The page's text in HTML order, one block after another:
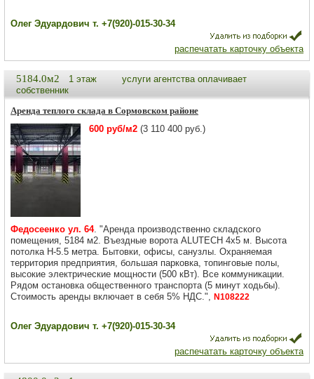
Олег Эдуардович т. +7(920)-015-30-34
распечатать карточку объекта
5184.0м2 1 этаж
услуги агентства оплачивает
собственник
Аренда теплого склада в Сормовском районе
600 руб/м2 (3 110 400 руб.)
Федосеенко ул. 64. "Аренда производственно складского
помещения, 5184 м2. Въездные ворота АLUТЕСН 4х5 м. Высота
потолка Н-5.5 метра. Бытовки, офисы, санузлы. Охраняемая
территория предприятия, большая парковка, топинговые полы,
высокие электрические мощности (500 кВт). Все коммуникации.
Рядом остановка общественного транспорта (5 минут ходьбы).
Стоимость аренды включает в себя 5% НДС.", N108222
Олег Эдуардович т. +7(920)-015-30-34
распечатать карточку объекта